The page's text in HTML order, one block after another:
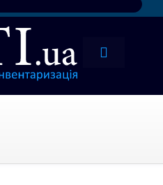
Toggle
контакти